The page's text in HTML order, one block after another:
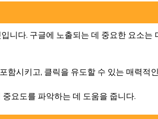
니다. 구글에 노출되는 데 중요한 요소는
함시키고, 클릭을 유도할 수 있는 매력적
요도를 파악하는 데 도움을 줍니다.